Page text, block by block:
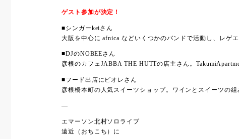
ゲスト参加が決定！
■シンガーkeiさん
大阪を中心に afnica などいくつかのバンドで活動し、レゲ
■DJのNOBEEさん
彦根のカフェJABBA THE HUTTの店主さん。
■フード出店にビオレさん
彦根橋本町の人気スイーツショップ。ワインとスイーツの
—
エマーソン北村ソロライブ
遠近（おちこち）に